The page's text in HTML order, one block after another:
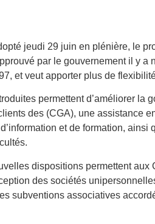
jeudi 29 juin en plénière, le
par le gouvernement il y a
et veut apporter plus de
permettent d’améliorer la
des (CGA), une assistance
et de formation, ainsi
dispositions permettent aux
des sociétés
subventions associatives